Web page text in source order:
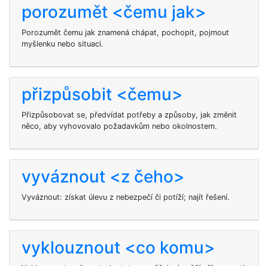
porozumět <čemu jak>
Porozumět čemu jak znamená chápat, pochopit, pojmout
myšlenku nebo situaci.
přizpůsobit <čemu>
Přizpůsobovat se, předvídat potřeby a způsoby, jak změnit
něco, aby vyhovovalo požadavkům nebo okolnostem.
vyváznout <z čeho>
Vyváznout: získat úlevu z nebezpečí či potíží; najít řešení.
vyklouznout <co komu>